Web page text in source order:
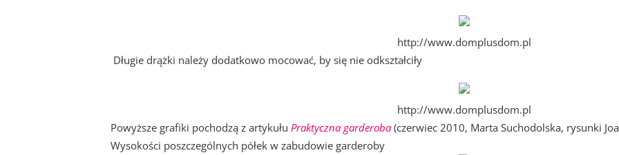
http://www.domplusdom.pl
Długie drążki należy dodatkowo mocować, by się nie odkształciły
http://www.domplusdom.pl
Powyższe grafiki pochodzą z artykułu Praktyczna garderoba (czerwiec 2010, Marta Suchodolska, rysunki
Wysokości poszczególnych półek w zabudowie garderoby